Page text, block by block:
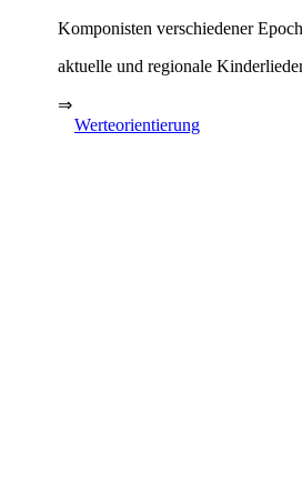
Komponisten verschiedener
aktuelle und regionale
⇒
Werteorientierung